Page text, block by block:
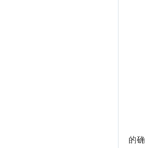
张
“
“
缘
随
的